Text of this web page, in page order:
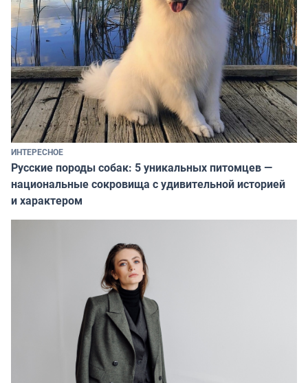
ИНТЕРЕСНОЕ
Русские породы собак: 5 уникальных питомцев —
национальные сокровища с удивительной историей
и характером